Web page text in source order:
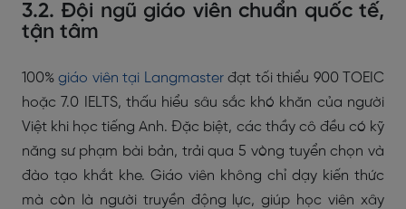
3.2. Đội ngũ giáo viên chuẩn quốc tế,
tận tâm
100%giáo viên tại Langmasterđạt tối thiểu 900 TOEIC
hoặc 7.0 IELTS, thấu hiểu sâu sắc khó khăn của người
Việt khi học tiếng Anh. Đặc biệt, các thầy cô đều có kỹ
năng sư phạm bài bản, trải qua 5 vòng tuyển chọn và
đào tạo khắt khe. Giáo viên không chỉ dạy kiến thức
mà còn là người truyền động lực, giúp học viên xây